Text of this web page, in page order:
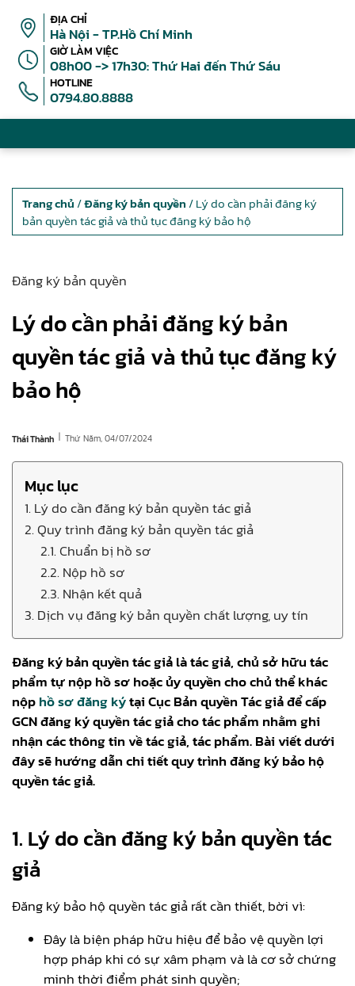
ĐỊA CHỈ
Hà Nội - TP.Hồ Chí Minh
GIỜ LÀM VIỆC
08h00 -> 17h30: Thứ Hai đến Thứ Sáu
HOTLINE
0794.80.8888
Trang chủ /Đăng ký bản quyền / Lý do cần phải đăng ký
bản quyền tác giả và thủ tục đăng ký bảo hộ
Đăng ký bản quyền
Lý do cần phải đăng ký bản
quyền tác giả và thủ tục đăng ký
bảo hộ
Thái Thành | Thứ Năm, 04/07/2024
Mục lục
1. Lý do cần đăng ký bản quyền tác giả
2. Quy trình đăng ký bản quyền tác giả
2.1. Chuẩn bị hồ sơ
2.2. Nộp hồ sơ
2.3. Nhận kết quả
3. Dịch vụ đăng ký bản quyền chất lượng, uy tín
Đăng ký bản quyền tác giả là tác giả, chủ sở hữu tác
phẩm tự nộp hồ sơ hoặc ủy quyền cho chủ thể khác
nộphồ sơ đăng kýtại Cục Bản quyền Tác giả để cấp
GCN đăng ký quyền tác giả cho tác phẩm nhằm ghi
nhận các thông tin về tác giả, tác phẩm. Bài viết dưới
đây sẽ hướng dẫn chi tiết quy trình đăng ký bảo hộ
quyền tác giả.
1. Lý do cần đăng ký bản quyền tác
giả
Đăng ký bảo hộ quyền tác giả rất cần thiết, bời vì:
Đây là biện pháp hữu hiệu để bảo vệ quyền lợi
hợp pháp khi có sự xâm phạm và là cơ sở chứng
minh thời điểm phát sinh quyền;